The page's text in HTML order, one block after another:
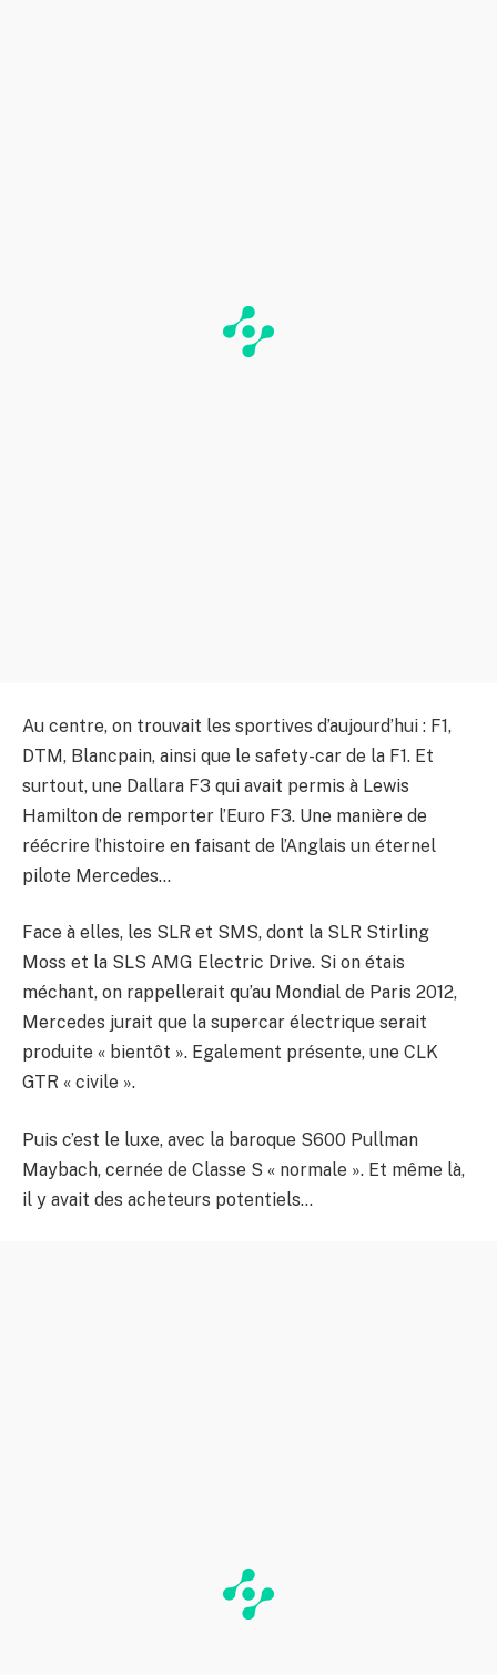
Au centre, on trouvait les sportives d’aujourd’hui : F1,
DTM, Blancpain, ainsi que le safety-car de la F1. Et
surtout, une Dallara F3 qui avait permis à Lewis
Hamilton de remporter l’Euro F3. Une manière de
réécrire l’histoire en faisant de l’Anglais un éternel
pilote Mercedes…
Face à elles, les SLR et SMS, dont la SLR Stirling
Moss et la SLS AMG Electric Drive. Si on étais
méchant, on rappellerait qu’au Mondial de Paris 2012,
Mercedes jurait que la supercar électrique serait
produite « bientôt ». Egalement présente, une CLK
GTR « civile ».
Puis c’est le luxe, avec la baroque S600 Pullman
Maybach, cernée de Classe S « normale ». Et même là,
il y avait des acheteurs potentiels…